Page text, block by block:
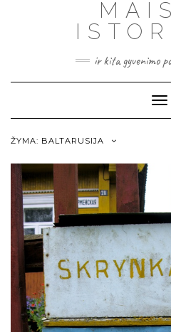
ir kita gyvenimo
ŽYMA: BALTARUSIJA